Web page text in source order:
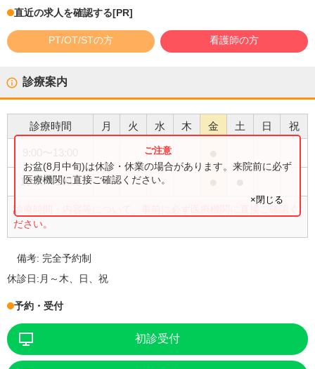
直近の求人を確認する[PR]
PT/OT/STの方 看護師の方
診療案内
診療時間 月 火 水 木 金 土 日 祝
16:00〜19:00
診療時間・内容等について、事前に必ず医療機関に直接ご確認く
ださい。
お盆(8月中旬)は休診・休業の場合があります。来院前に必ず
医療機関に直接ご確認ください。
×閉じる
備考: 完全予約制
休診日: 月～木、日、祝
予約・受付
初診受付